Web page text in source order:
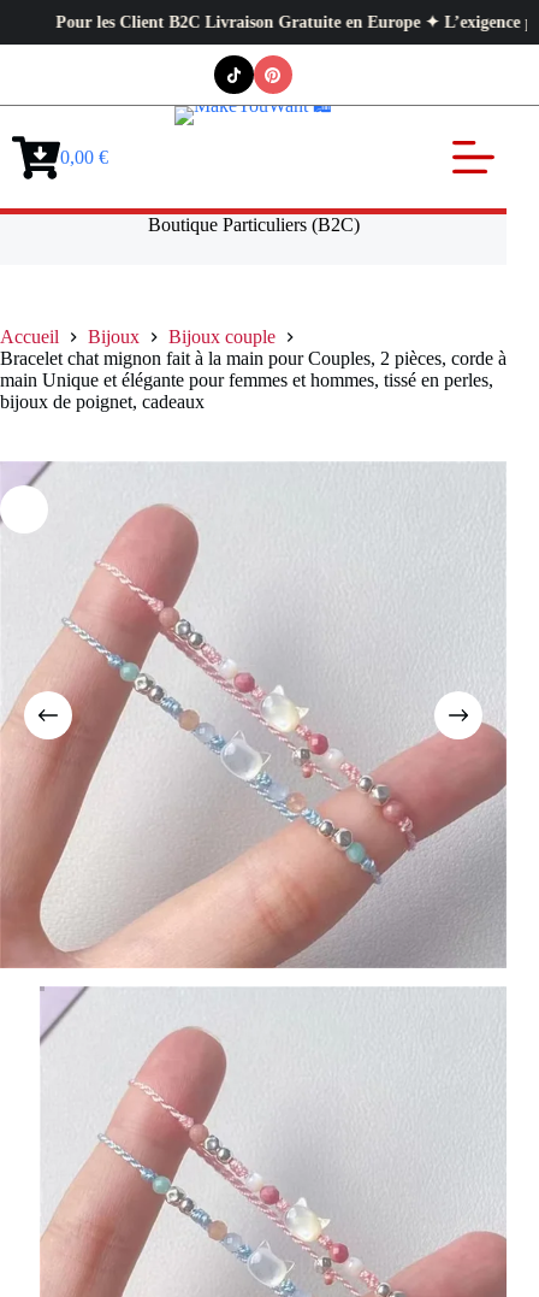
les Client B2C Livraison Gratuite en Europe ✦ L’exigence
Panier0,00 €
Boutique Particuliers (B2C)
Accueil Bijoux
Bijoux couple
Bracelet chat mignon fait à la main pour Couples, 2 pièces, corde à
main Unique et élégante pour femmes et hommes, tissé en perles,
bijoux de poignet, cadeaux